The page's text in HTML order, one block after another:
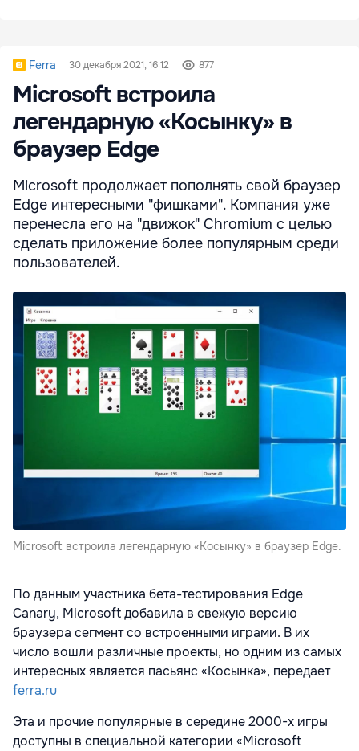
Ferra 30 декабря 2021, 16:12 877
Microsoft встроила
легендарную «Косынку» в
браузер Edge
Microsoft продолжает пополнять свой браузер
Edge интересными "фишками". Компания уже
перенесла его на "движок" Chromium с целью
сделать приложение более популярным среди
пользователей.
Microsoft встроила легендарную «Косынку» в браузер Edge.
По данным участника бета-тестирования Edge
Canary, Microsoft добавила в свежую версию
браузера сегмент со встроенными играми. В их
число вошли различные проекты, но одним из самых
интересных является пасьянс «Косынка», передает
ferra.ru
Эта и прочие популярные в середине 2000-х игры
доступны в специальной категории «Microsoft